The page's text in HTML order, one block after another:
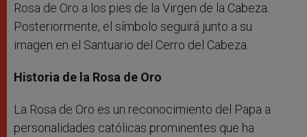
Rosa de Oro a los pies de la Virgen de la Cabeza.
Posteriormente, el símbolo seguirá junto a su
imagen en el Santuario del Cerro del Cabeza.
Historia de la Rosa de Oro
La Rosa de Oro es un reconocimiento del Papa a
personalidades católicas prominentes que ha